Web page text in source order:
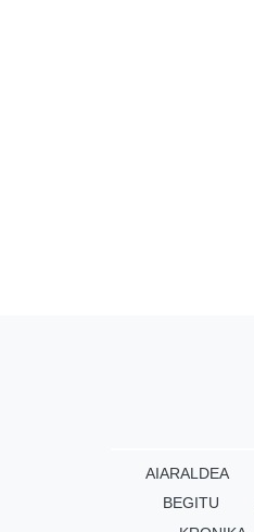
AIARALDEA
BEGITU